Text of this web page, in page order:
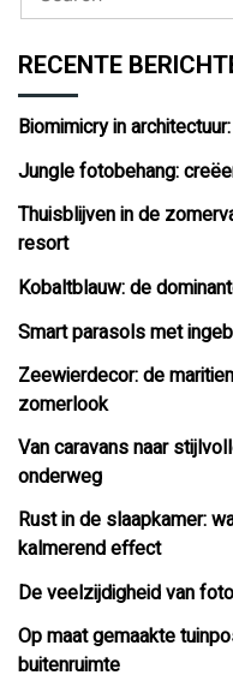
RECENTE
Biomimicry in
Jungle fotobehang:
Thuisblijven in de
resort
Kobaltblauw: de
Smart parasols met
Zeewierdecor: de
zomerlook
Van caravans naar
onderweg
Rust in de slaapkamer:
kalmerend effect
De veelzijdigheid van
Op maat gemaakte
buitenruimte